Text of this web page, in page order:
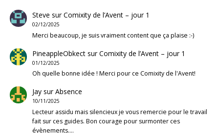
Steve surComixity de l’Avent – jour 1
02/12/2025
Merci beaucoup, je suis vraiment content que ça plaise :-)
PineappleObkectsurComixity de l’Avent – jour 1
01/12/2025
Oh quelle bonne idée ! Merci pour ce Comixity de l'Avent!
JaysurAbsence
10/11/2025
Lecteur assidu mais silencieux je vous remercie pour le travail
fait sur ces guides. Bon courage pour surmonter ces
évènements.…